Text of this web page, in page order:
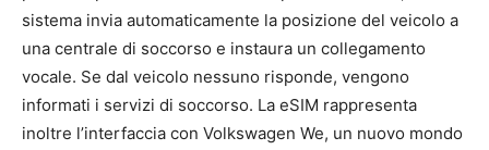
sistema invia automaticamente la posizione del veicolo a
una centrale di soccorso e instaura un collegamento
vocale. Se dal veicolo nessuno risponde, vengono
informati i servizi di soccorso. La eSIM rappresenta
inoltre l’interfaccia con Volkswagen We, un nuovo mondo